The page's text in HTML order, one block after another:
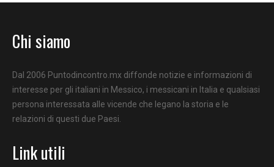
Chi siamo
Dal 2006 Puntodincontro.mx diffonde notizie e informazioni di
interesse per gli italiani in Messico, i messicani in Italia e qualsiasi
persona interessata alle vicende che legano la storia e le
relazioni di questi due Paesi.
Link utili